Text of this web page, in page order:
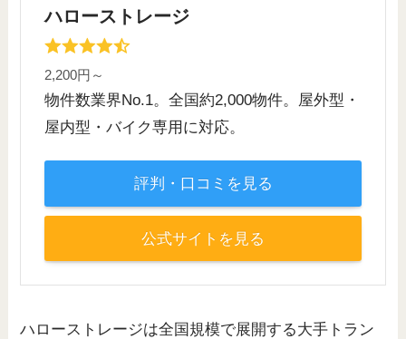
ハローストレージ
2,200円～
物件数業界No.1。全国約2,000物件。屋外型・
屋内型・バイク専用に対応。
評判・口コミを見る
公式サイトを見る
ハローストレージは全国規模で展開する大手トラン